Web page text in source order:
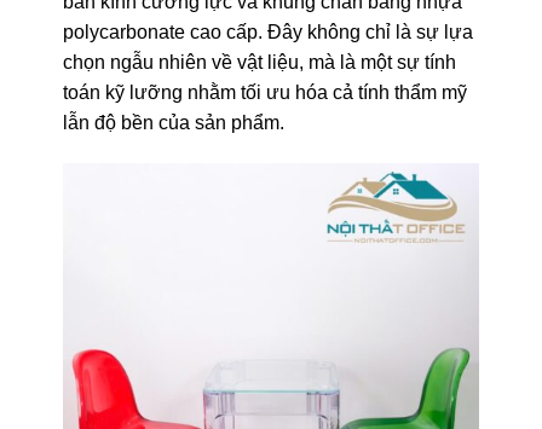
polycarbonate cao cấp. Đây không chỉ là sự lựa
chọn ngẫu nhiên về vật liệu, mà là một sự tính
toán kỹ lưỡng nhằm tối ưu hóa cả tính thẩm mỹ
lẫn độ bền của sản phẩm.